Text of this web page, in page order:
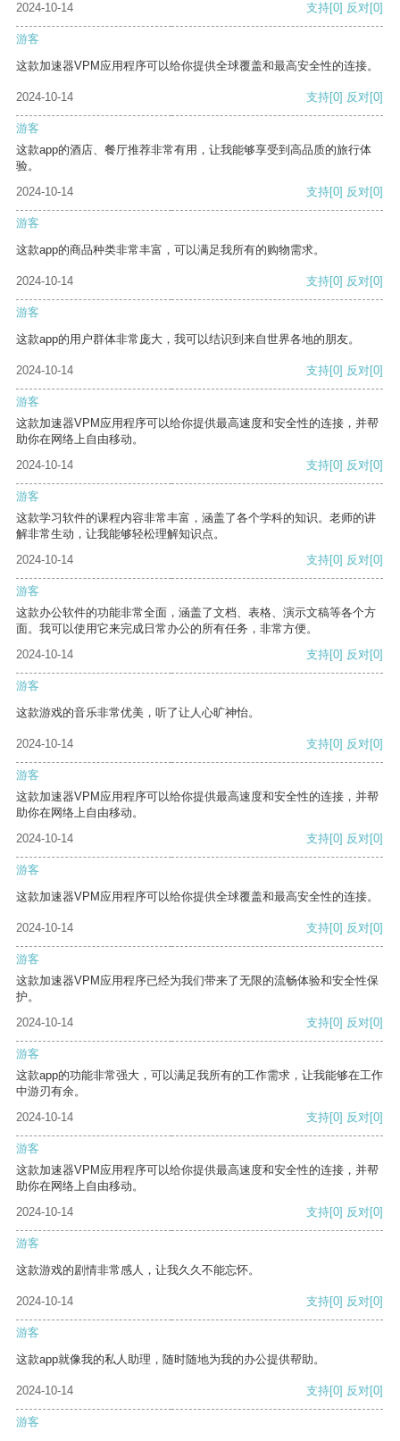
2024-10-14 支持[0] 反对[0]
游客
这款加速器VPM应用程序可以给你提供全球覆盖和最高安全性的连接。
2024-10-14 支持[0] 反对[0]
游客
这款app的酒店、餐厅推荐非常有用，让我能够享受到高品质的旅行体
验。
2024-10-14
支持[0] 反对[0]
游客
这款app的商品种类非常丰富，可以满足我所有的购物需求。
2024-10-14 支持[0] 反对[0]
游客
这款app的用户群体非常庞大，我可以结识到来自世界各地的朋友。
2024-10-14 支持[0] 反对[0]
游客
这款加速器VPM应用程序可以给你提供最高速度和安全性的连接，并帮
助你在网络上自由移动。
2024-10-14
支持[0] 反对[0]
游客
这款学习软件的课程内容非常丰富，涵盖了各个学科的知识。老师的讲
解非常生动，让我能够轻松理解知识点。
2024-10-14
支持[0] 反对[0]
游客
这款办公软件的功能非常全面，涵盖了文档、表格、演示文稿等各个方
面。我可以使用它来完成日常办公的所有任务，非常方便。
2024-10-14
支持[0] 反对[0]
游客
这款游戏的音乐非常优美，听了让人心旷神怡。
2024-10-14 支持[0] 反对[0]
游客
这款加速器VPM应用程序可以给你提供最高速度和安全性的连接，并帮
助你在网络上自由移动。
2024-10-14
支持[0] 反对[0]
游客
这款加速器VPM应用程序可以给你提供全球覆盖和最高安全性的连接。
2024-10-14 支持[0] 反对[0]
游客
这款加速器VPM应用程序已经为我们带来了无限的流畅体验和安全性保
护。
2024-10-14
支持[0] 反对[0]
游客
这款app的功能非常强大，可以满足我所有的工作需求，让我能够在工作
中游刃有余。
2024-10-14
支持[0] 反对[0]
游客
这款加速器VPM应用程序可以给你提供最高速度和安全性的连接，并帮
助你在网络上自由移动。
2024-10-14
支持[0] 反对[0]
游客
这款游戏的剧情非常感人，让我久久不能忘怀。
2024-10-14 支持[0] 反对[0]
游客
这款app就像我的私人助理，随时随地为我的办公提供帮助。
2024-10-14 支持[0] 反对[0]
游客